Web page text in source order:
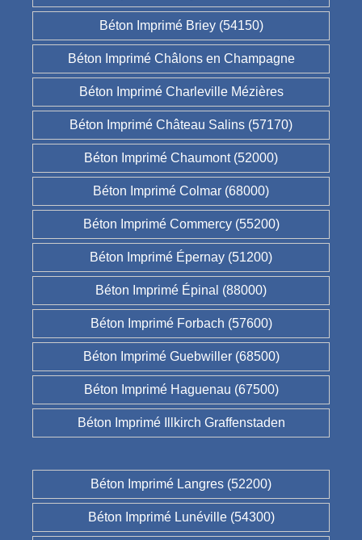
Béton Imprimé Briey (54150)
Béton Imprimé Châlons en Champagne
Béton Imprimé Charleville Mézières
Béton Imprimé Château Salins (57170)
Béton Imprimé Chaumont (52000)
Béton Imprimé Colmar (68000)
Béton Imprimé Commercy (55200)
Béton Imprimé Épernay (51200)
Béton Imprimé Épinal (88000)
Béton Imprimé Forbach (57600)
Béton Imprimé Guebwiller (68500)
Béton Imprimé Haguenau (67500)
Béton Imprimé Illkirch Graffenstaden
Béton Imprimé Langres (52200)
Béton Imprimé Lunéville (54300)